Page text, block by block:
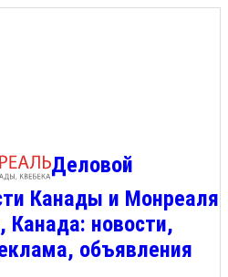
Деловой
Канады и Монреаля
Канада: новости,
объявления